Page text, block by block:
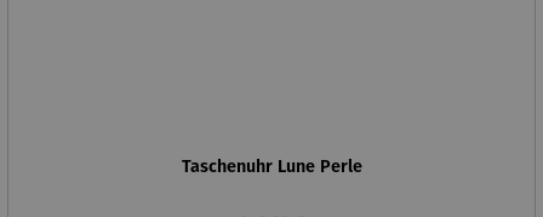
Taschenuhr Lune Perle